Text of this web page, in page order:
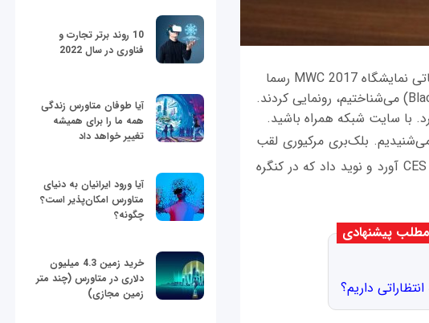
شرکت بلک‌بری به همراه تی‌سی‌ال (TCL) دیشب و در جریان کنفرانس مطبوعاتی نمایشگاه MWC 2017 رسما
از گوشی هوشمندی که با کد اختصاصی "بلک‌بری مرکیوری" (BlackBerry Mercury) می‌شناختیم، رونمایی کردند.
بلک‌بری مرکیوری لقب
یا کد اختصاصی اسمارتفونی بود که شرکت بلک‌بری آن را به نمایشگاه CES 2017 آورد و نوید داد که در کنگره
مطلب پیشنهادی
داریم؟
10 روند برتر تجارت و
فناوری در سال 2022
آیا طوفان متاورس زندگی
همه ما را برای همیشه
تغییر خواهد داد
آیا ورود ایرانیان به دنیای
متاورس امکان‌پذیر است؟
چگونه؟
خرید زمین 4.3 میلیون
دلاری در متاورس (چند متر
زمین مجازی)